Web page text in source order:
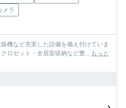
メラ
機など充実した設備を備え付けていま
ロゼット・全居室収納など豊... もっと